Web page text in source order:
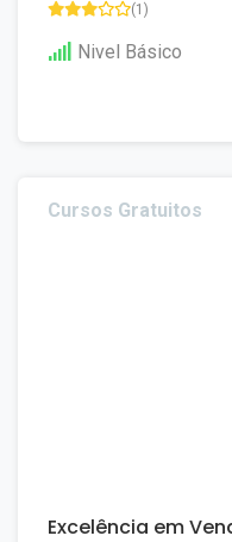
(1)
Nivel Básico
Cursos Gratuitos
Excelência em